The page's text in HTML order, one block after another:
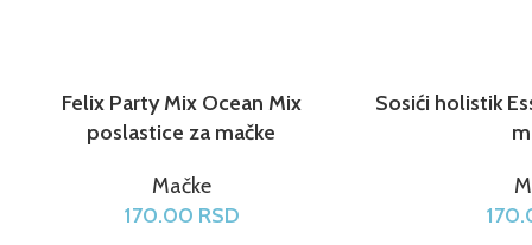
Felix Party Mix Ocean Mix
poslastice za mačke
Mačke
170.00 RSD
Sosići holistik